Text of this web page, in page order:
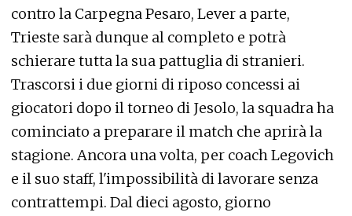
contro la Carpegna Pesaro, Lever a parte,
Trieste sarà dunque al completo e potrà
schierare tutta la sua pattuglia di stranieri.
Trascorsi i due giorni di riposo concessi ai
giocatori dopo il torneo di Jesolo, la squadra ha
cominciato a preparare il match che aprirà la
stagione. Ancora una volta, per coach Legovich
e il suo staff, l'impossibilità di lavorare senza
contrattempi. Dal dieci agosto, giorno